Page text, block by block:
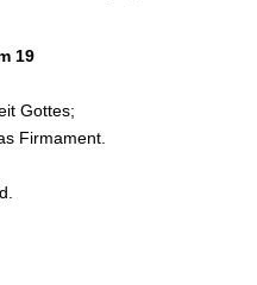
19
Gottes;
Firmament.